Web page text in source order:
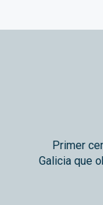
Primer
Galicia que